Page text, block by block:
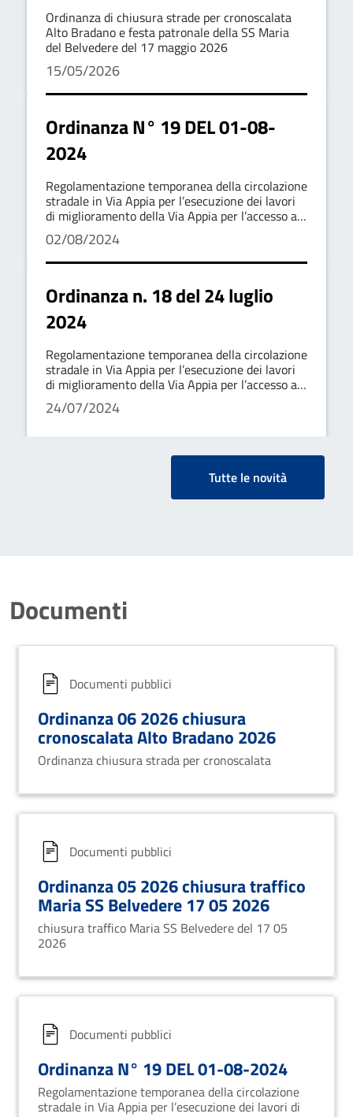
Ordinanza di chiusura strade per cronoscalata
Alto Bradano e festa patronale della SS Maria
del Belvedere del 17 maggio 2026
15/05/2026
Ordinanza N° 19 DEL 01-08-
2024
Regolamentazione temporanea della circolazione
stradale in Via Appia per l’esecuzione dei lavori
di miglioramento della Via Appia per l’accesso al
Centro Abitato
02/08/2024
Ordinanza n. 18 del 24 luglio
2024
Regolamentazione temporanea della circolazione
stradale in Via Appia per l’esecuzione dei lavori
di miglioramento della Via Appia per l’accesso al
Centro Abitato
24/07/2024
Tutte le novità
Documenti
Documenti pubblici
Ordinanza 06 2026 chiusura
cronoscalata Alto Bradano 2026
Ordinanza chiusura strada per cronoscalata
Documenti pubblici
Ordinanza 05 2026 chiusura traffico
Maria SS Belvedere 17 05 2026
chiusura traffico Maria SS Belvedere del 17 05
2026
Documenti pubblici
Ordinanza N° 19 DEL 01-08-2024
Regolamentazione temporanea della circolazione
stradale in Via Appia per l’esecuzione dei lavori di